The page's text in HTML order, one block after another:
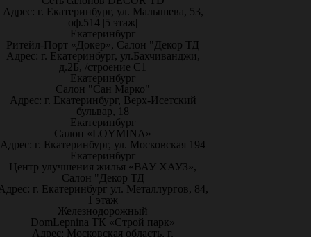
Адрес: г. Екатеринбург, ул. Малышева, 53,
оф.514 |5 этаж|
Екатеринбург
Ритейл-Порт «Докер», Салон "Декор ТД
Адрес: г. Екатеринбург, ул.Бахчиванджи,
д.2Б, /строение С1
Екатеринбург
Салон "Сан Марко"
Адрес: г. Екатеринбург, Верх-Исетский
бульвар, 18
Екатеринбург
Салон «LOYMINA»
Адрес: г. Екатеринбург, ул. Московская 194
Екатеринбург
Центр улучшения жилья «ВАУ ХАУЗ»,
Салон "Декор ТД
г. Екатеринбург ул. Металлургов, 84,
1 этаж
Железнодорожный
DomLepnina ТК «Строй парк»
Адрес: Московская область, г.